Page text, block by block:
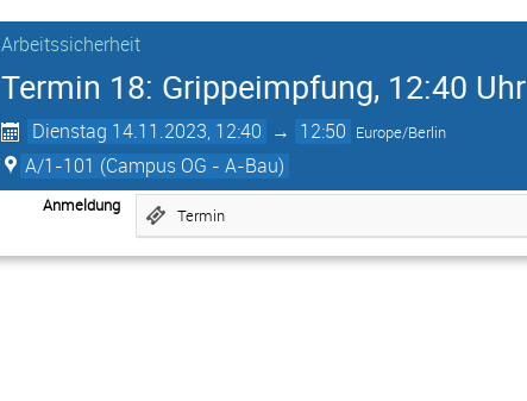
Arbeitssicherheit
Termin 18: Grippeimpfung, 12:40 Uhr
Dienstag 14.11.2023, 12:40 → 12:50 Europe/Berlin
A/1-101 (Campus OG - A-Bau)
Anmeldung Termin